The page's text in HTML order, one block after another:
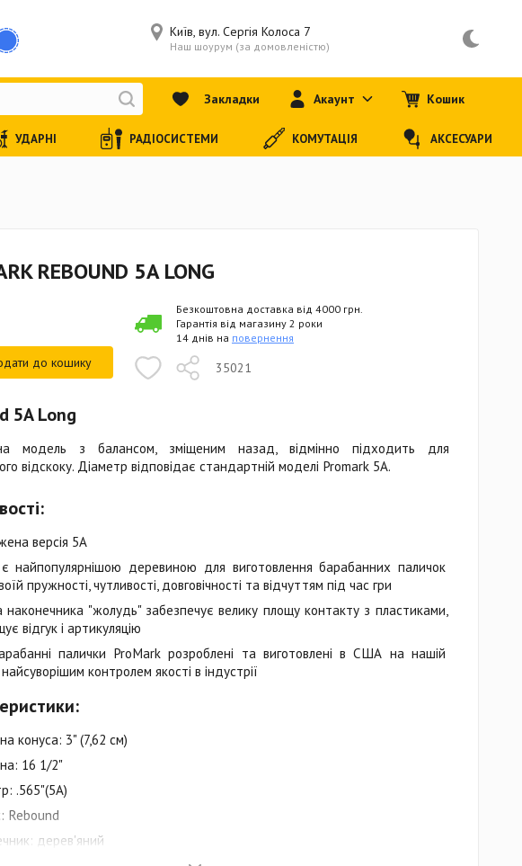
REBOUND 5A LONG
до кошику 35021
Безкоштовна доставка від 4000 грн.
Гарантія від магазину 2 роки
14 днів на повернення
5A Long
модель з балансом, зміщеним назад, відмінно підходить для
відскоку. Діаметр відповідає стандартній моделі Promark 5A.
версія 5A
є найпопулярнішою деревиною для виготовлення барабанних паличок
пружності, чутливості, довговічності та відчуттям під час гри
"жолудь" забезпечує велику площу контакту з пластиками,
відгук і артикуляцію
палички ProMark розроблені та виготовлені в США на нашій
контролем якості в індустрії
конуса: 3" (7,62 см)
16 1/2"
.565"(5A)
Rebound
дерев'яний
Київ, вул. Сергія Колоса 7
Наш шоурум (за домовленістю)
Закладки Акаунт Кошик
УДАРНІ РАДІОСИСТЕМИ КОМУТАЦІЯ АКСЕСУАРИ